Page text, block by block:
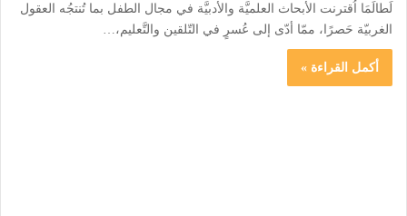
لَطالَمَا اُقترنت الأبحاث العلميَّة والأدبيَّة في مجال الطفل بما تُنتجُه العقول
الغربيّة حَصرًا، ممّا أدّى إلى عُسرٍ في التّلقين والتَّعليم،…
أكمل القراءة »